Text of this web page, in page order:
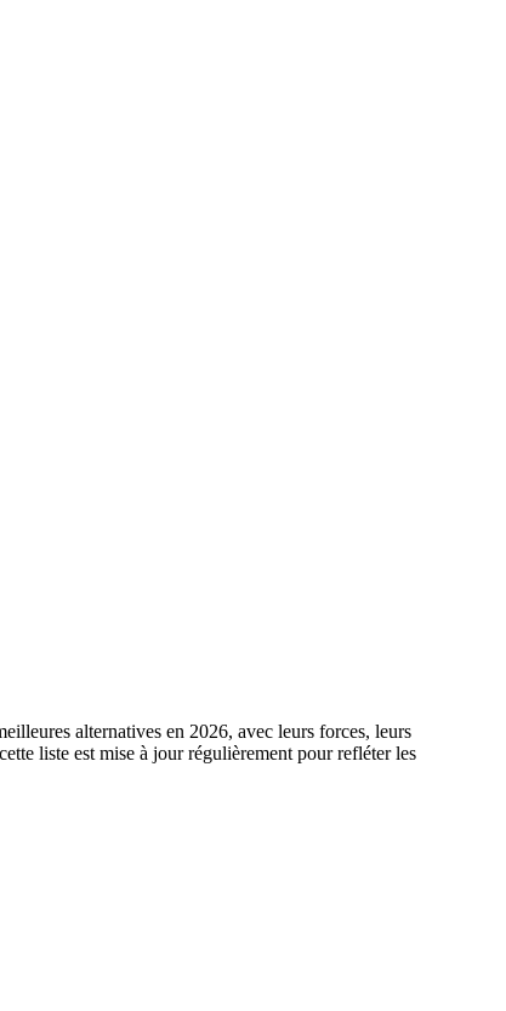
alternatives en 2026, avec leurs forces, leurs
liste est mise à jour régulièrement pour refléter les